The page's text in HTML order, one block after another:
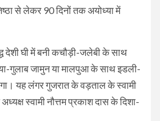
से लेकर 90 दिनों तक अयोध्‍या में
देशी घी में बनी कचौड़ी-जलेबी के साथ
गुलाब जामुन या मालपुआ के साथ इडली-
यह लंगर गुजरात के वड़ताल के स्‍वामी
स्‍वामी नौत्तम प्रकाश दास के दिशा-